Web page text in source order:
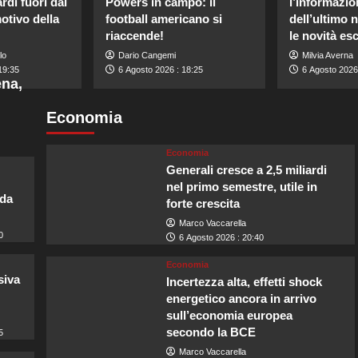
della
football americano si
riaccende!
Dario Cangemi
6 Agosto 2026 : 18:25
dell’ultimo
le novità
Milvia Averna
6 Agosto
Economia
Economia
Generali cresce a 2,5 miliardi
nel primo semestre, utile in
forte crescita
Marco Vaccarella
6 Agosto 2026 : 20:40
Economia
Incertezza alta, effetti shock
energetico ancora in arrivo
sull’economia europea
secondo la BCE
Marco Vaccarella